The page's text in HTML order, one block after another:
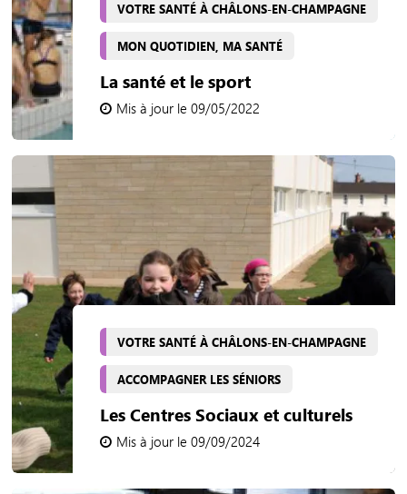
VOTRE SANTÉ À CHÂLONS-EN-CHAMPAGNE
MON QUOTIDIEN, MA SANTÉ
La santé et le sport
Mis à jour le 09/05/2022
VOTRE SANTÉ À CHÂLONS-EN-CHAMPAGNE
ACCOMPAGNER LES SÉNIORS
Les Centres Sociaux et culturels
Mis à jour le 09/09/2024